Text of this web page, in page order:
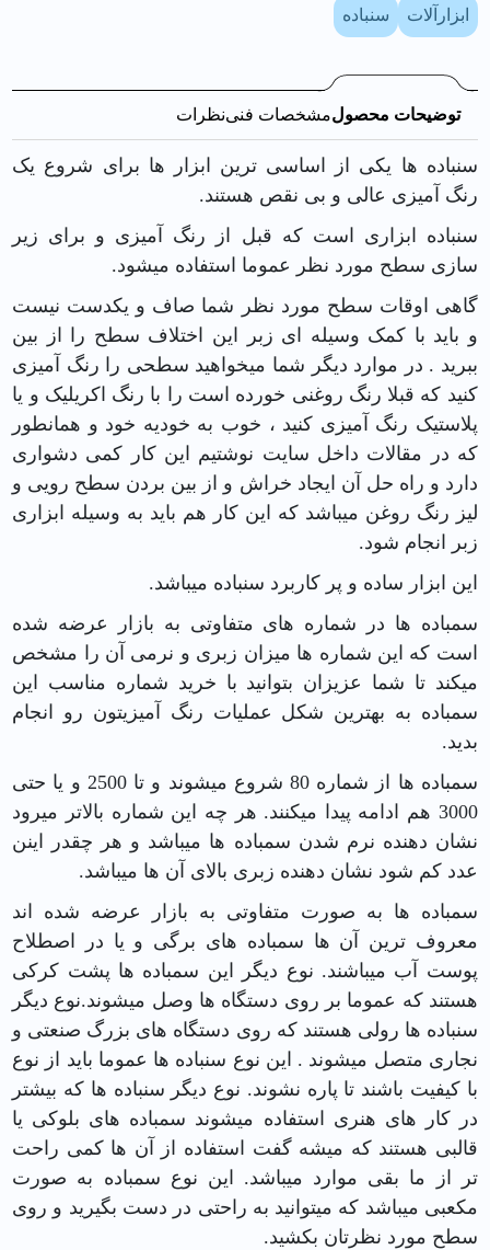
ابزارآلات سنباده
توضیحات محصولمشخصات فنینظرات
سنباده ها یکی از اساسی ترین ابزار ها برای شروع یک
رنگ آمیزی عالی و بی نقص هستند.
سنباده ابزاری است که قبل از رنگ آمیزی و برای زیر
سازی سطح مورد نظر عموما استفاده میشود.
گاهی اوقات سطح مورد نظر شما صاف و یکدست نیست
و باید با کمک وسیله ای زبر این اختلاف سطح را از بین
ببرید . در موارد دیگر شما میخواهید سطحی را رنگ آمیزی
کنید که قبلا رنگ روغنی خورده است را با رنگ اکریلیک و یا
پلاستیک رنگ آمیزی کنید ، خوب به خودیه خود و همانطور
که در مقالات داخل سایت نوشتیم این کار کمی دشواری
دارد و راه حل آن ایجاد خراش و از بین بردن سطح رویی و
لیز رنگ روغن میباشد که این کار هم باید به وسیله ابزاری
زبر انجام شود.
این ابزار ساده و پر کاربرد سنباده میباشد.
سمباده ها در شماره های متفاوتی به بازار عرضه شده
است که این شماره ها میزان زبری و نرمی آن را مشخص
میکند تا شما عزیزان بتوانید با خرید شماره مناسب این
سمباده به بهترین شکل عملیات رنگ آمیزیتون رو انجام
بدید.
سمباده ها از شماره 80 شروع میشوند و تا 2500 و یا حتی
3000 هم ادامه پیدا میکنند. هر چه این شماره بالاتر میرود
نشان دهنده نرم شدن سمباده ها میباشد و هر چقدر اینن
عدد کم شود نشان دهنده زبری بالای آن ها میباشد.
سمباده ها به صورت متفاوتی به بازار عرضه شده اند
معروف ترین آن ها سمباده های برگی و یا در اصطلاح
پوست آب میباشند. نوع دیگر این سمباده ها پشت کرکی
هستند که عموما بر روی دستگاه ها وصل میشوند.نوع دیگر
سنباده ها رولی هستند که روی دستگاه های بزرگ صنعتی و
نجاری متصل میشوند . این نوع سنباده ها عموما باید از نوع
با کیفیت باشند تا پاره نشوند. نوع دیگر سنباده ها که بیشتر
در کار های هنری استفاده میشوند سمباده های بلوکی یا
قالبی هستند که میشه گفت استفاده از آن ها کمی راحت
تر از ما بقی موارد میباشد. این نوع سمباده به صورت
مکعبی میباشد که میتوانید به راحتی در دست بگیرید و روی
سطح مورد نظرتان بکشید.